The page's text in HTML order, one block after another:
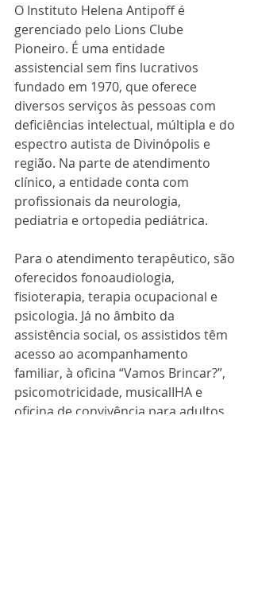
O Instituto Helena Antipoff é
gerenciado pelo Lions Clube
Pioneiro. É uma entidade
assistencial sem fins lucrativos
fundado em 1970, que oferece
diversos serviços às pessoas com
deficiências intelectual, múltipla e do
espectro autista de Divinópolis e
região. Na parte de atendimento
clínico, a entidade conta com
profissionais da neurologia,
pediatria e ortopedia pediátrica.
Para o atendimento terapêutico, são
oferecidos fonoaudiologia,
fisioterapia, terapia ocupacional e
psicologia. Já no âmbito da
assistência social, os assistidos têm
acesso ao acompanhamento
familiar, à oficina “Vamos Brincar?”,
psicomotricidade, musicalIHA e
oficina de convivência para adultos.